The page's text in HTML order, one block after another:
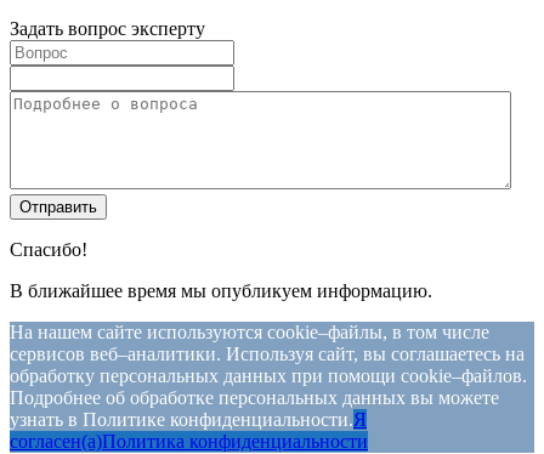
Задать вопрос эксперту
Спасибо!
В ближайшее время мы опубликуем информацию.
На нашем сайте используются cookie–файлы, в том числе
сервисов веб–аналитики. Используя сайт, вы соглашаетесь на
обработку персональных данных при помощи cookie–файлов.
Подробнее об обработке персональных данных вы можете
узнать в Политике конфиденциальности.Я
согласен(а)Политика конфиденциальности